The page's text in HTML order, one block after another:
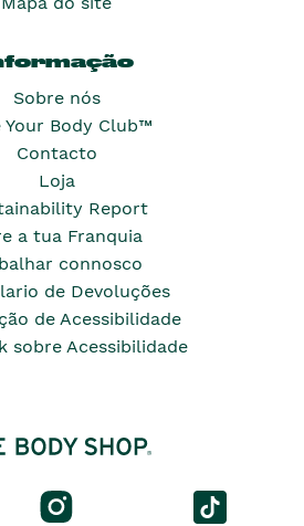
Sobre nós
Your Body Club™
Contacto
Loja
Report
a tua Franquia
connosco
de Devoluções
de Acessibilidade
sobre Acessibilidade